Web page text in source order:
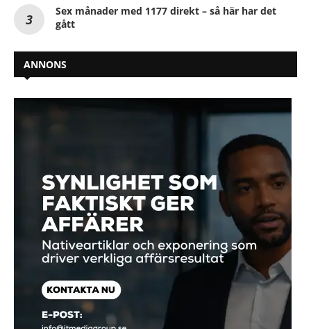
Sex månader med 1177 direkt – så här har det
gått
ANNONS